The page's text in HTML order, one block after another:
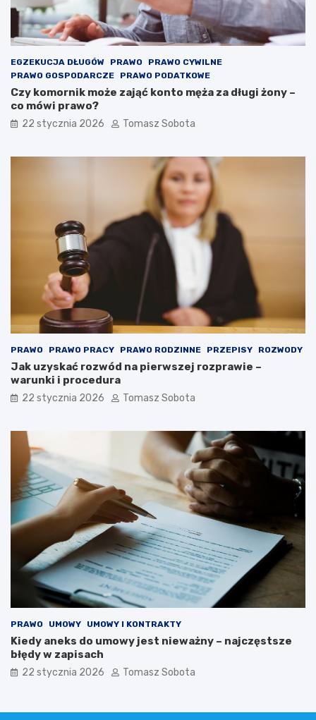
EGZEKUCJA DŁUGÓW PRAWO
PRAWO CYWILNE
PRAWO GOSPODARCZE
PRAWO PODATKOWE
Czy komornik może zająć konto męża za długi żony –
co mówi prawo?
22 stycznia 2026 Tomasz Sobota
PRAWO PRAWO PRACY PRAWO RODZINNE PRZEPISY ROZWODY
Jak uzyskać rozwód na pierwszej rozprawie –
warunki i procedura
22 stycznia 2026 Tomasz Sobota
PRAWO UMOWY UMOWY I KONTRAKTY
Kiedy aneks do umowy jest nieważny – najczęstsze
błędy w zapisach
22 stycznia 2026 Tomasz Sobota